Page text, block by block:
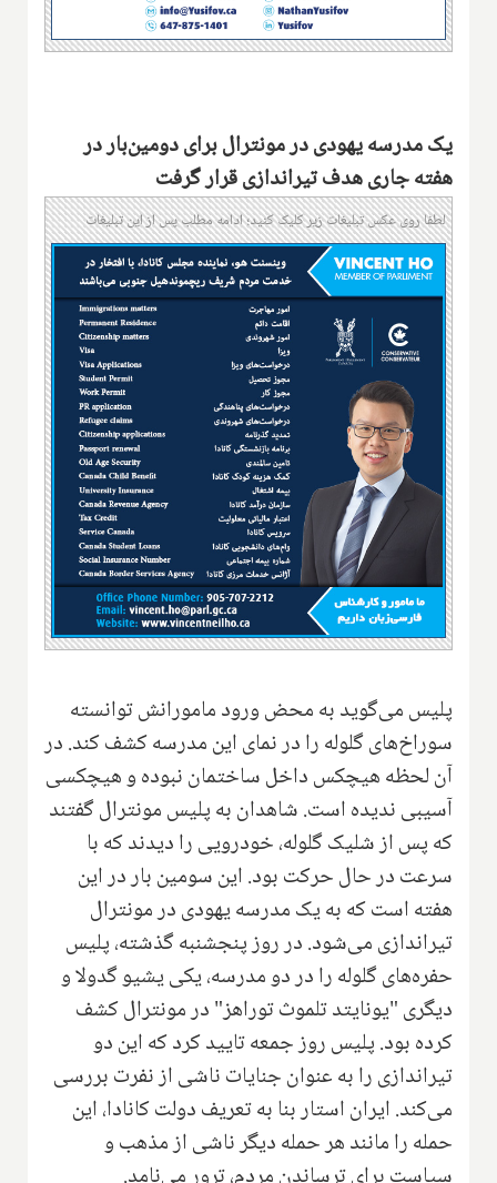
یک مدرسه یهودی در مونترال برای دومین‌بار در
هفته جاری هدف تیراندازی قرار گرفت
لطفا روی عکس تبلیغات زیر کلیک کنید؛ ادامه مطلب پس از این تبلیغات
پلیس می‌گوید به محض ورود مامورانش توانسته
سوراخ‌های گلوله را در نمای این مدرسه کشف کند. در
آن لحظه هیچکس داخل ساختمان نبوده و هیچکسی
آسیبی ندیده است. شاهدان به پلیس مونترال گفتند
که پس از شلیک گلوله، خودرویی را دیدند که با
سرعت در حال حرکت بود. این سومین بار در این
هفته است که به یک مدرسه یهودی در مونترال
تیراندازی می‌شود. در روز پنجشنبه گذشته، پلیس
حفره‌های گلوله را در دو مدرسه، یکی یشیو گدولا و
دیگری "یونایتد تلموث توراهز" در مونترال کشف
کرده بود. پلیس روز جمعه تایید کرد که این دو
تیراندازی را به عنوان جنایات ناشی از نفرت بررسی
می‌کند. ایران استار بنا به تعریف دولت کانادا، این
حمله را مانند هر حمله دیگر ناشی از مذهب و